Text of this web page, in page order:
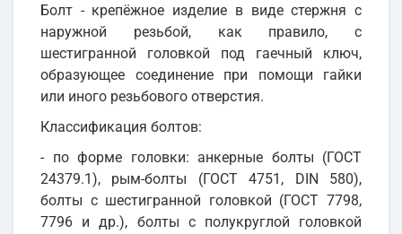
Болт - крепёжное изделие в виде стержня с
наружной резьбой, как правило, с
шестигранной головкой под гаечный ключ,
образующее соединение при помощи гайки
или иного резьбового отверстия.
Классификация болтов:
- по форме головки: анкерные болты (ГОСТ
24379.1), рым-болты (ГОСТ 4751, DIN 580),
болты с шестигранной головкой (ГОСТ 7798,
7796 и др.), болты с полукруглой головкой